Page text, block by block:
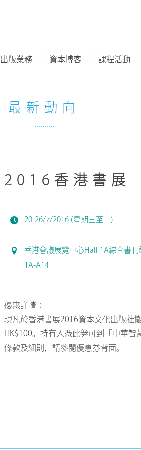
出版業務 資本博客 課程活動
最新動向
2016香港書展
20-26/7/2016 (星期三至二)
香港會議展覽中心Hall 1A綜合書刊
1A-A14
優惠詳情：
現凡於香港書展2016資本文化出版社
HK$100。持有人憑此劵可到「中華智
條款及細則，請參閱優惠劵背面。